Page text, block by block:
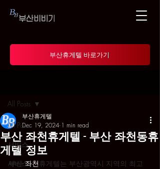
부산휴게텔 바로가기
All Posts
서비스
서비스
All Posts
부산 좌천휴게텔 - 부산 좌천동휴
게텔 정보
부산휴게텔
Dec 19, 2024 1 min read
부산 좌천휴게텔는 부산광역시 지역의 최고